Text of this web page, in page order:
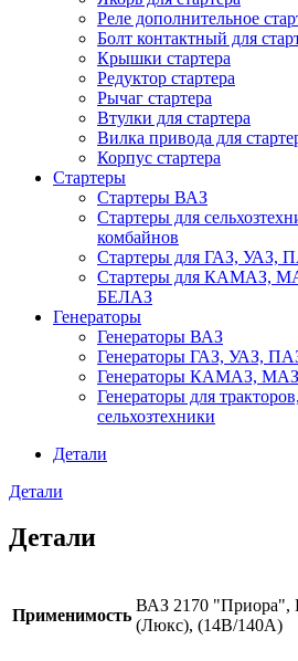
Реле дополнительное
Болт контактный для
Крышки стартера
Редуктор стартера
Рычаг стартера
Втулки для стартера
Вилка привода для
Корпус стартера
Стартеры
Стартеры ВАЗ
Стартеры для
комбайнов
Стартеры для ГАЗ, УАЗ,
Стартеры для КАМАЗ,
БЕЛАЗ
Генераторы
Генераторы ВАЗ
Генераторы ГАЗ, УАЗ,
Генераторы КАМАЗ,
Генераторы для
сельхозтехники
Детали
Детали
Детали
Применимость
ВАЗ 2170 "Приора",
(Люкс), (14В/140А)